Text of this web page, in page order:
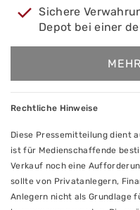
Sichere
Depot bei einer
Rechtliche Hinweise
Diese Pressemitteilung dient
ist für Medienschaffende
Verkauf noch eine
sollte von Privatanlegern,
Anlegern nicht als Grundlage